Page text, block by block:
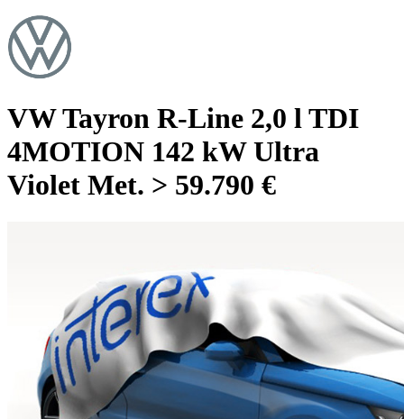
VW Tayron R-Line 2,0 l TDI
4MOTION 142 kW Ultra
Violet Met. > 59.790 €